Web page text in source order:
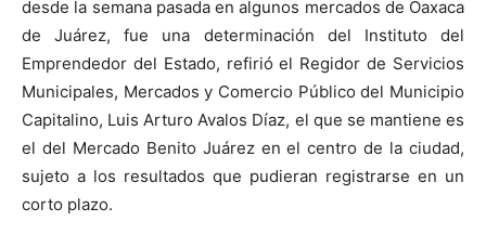
desde la semana pasada en algunos mercados de Oaxaca
de Juárez, fue una determinación del Instituto del
Emprendedor del Estado, refirió el Regidor de Servicios
Municipales, Mercados y Comercio Público del Municipio
Capitalino, Luis Arturo Avalos Díaz, el que se mantiene es
el del Mercado Benito Juárez en el centro de la ciudad,
sujeto a los resultados que pudieran registrarse en un
corto plazo.